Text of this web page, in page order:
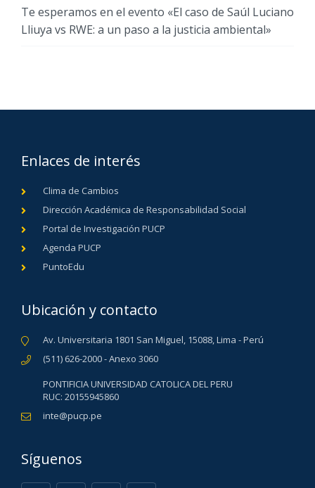
Te esperamos en el evento «El caso de Saúl Luciano
Lliuya vs RWE: a un paso a la justicia ambiental»
Enlaces de interés
Clima de Cambios
Dirección Académica de Responsabilidad Social
Portal de Investigación PUCP
Agenda PUCP
PuntoEdu
Ubicación y contacto
Av. Universitaria 1801 San Miguel, 15088, Lima - Perú
(511) 626-2000 - Anexo 3060
PONTIFICIA UNIVERSIDAD CATOLICA DEL PERU
RUC: 20155945860
inte@pucp.pe
Síguenos